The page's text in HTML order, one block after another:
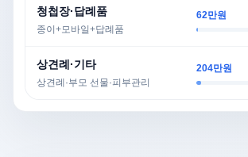
청첩장·답례품
종이+모바일+답례품
62만원
상견례·기타
상견례·부모 선물·피부관리
204만원